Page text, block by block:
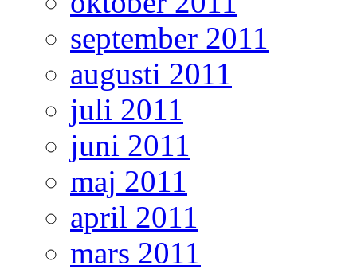
september 2011
augusti 2011
juli 2011
juni 2011
maj 2011
april 2011
mars 2011